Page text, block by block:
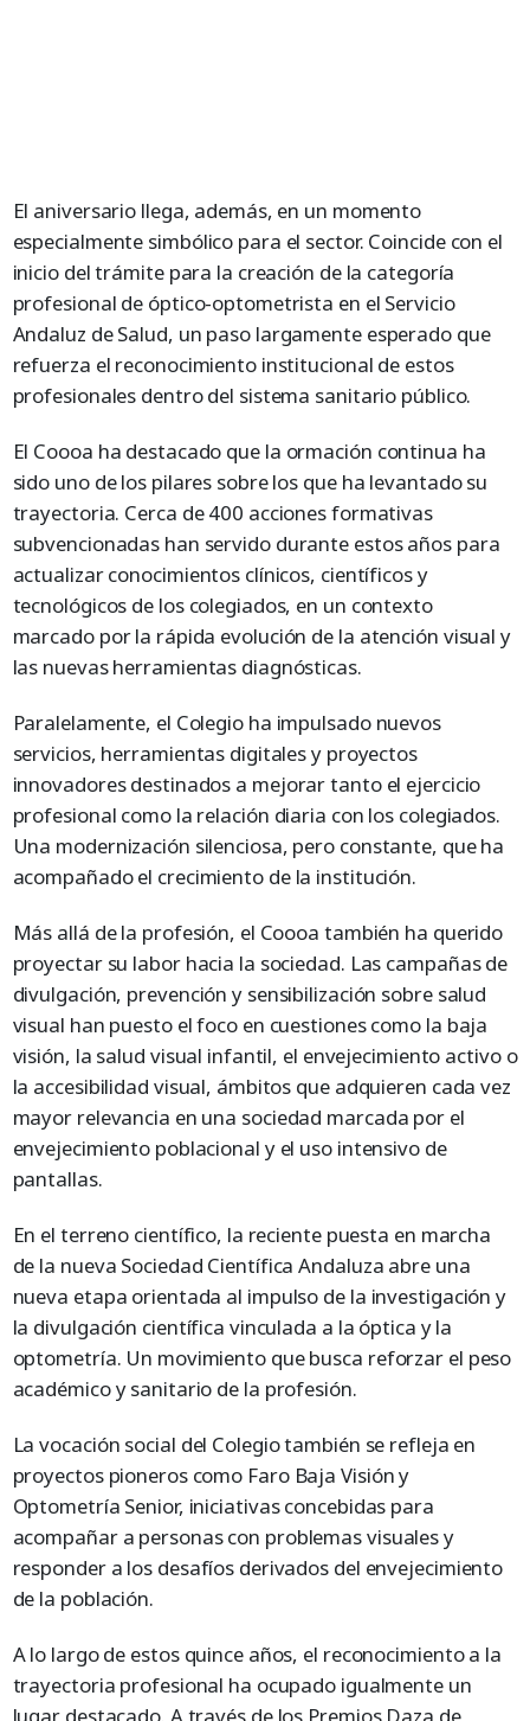
El aniversario llega, además, en un momento
especialmente simbólico para el sector. Coincide con el
inicio del trámite para la creación de la categoría
profesional de óptico-optometrista en el Servicio
Andaluz de Salud, un paso largamente esperado que
refuerza el reconocimiento institucional de estos
profesionales dentro del sistema sanitario público.
El Coooa ha destacado que la ormación continua ha
sido uno de los pilares sobre los que ha levantado su
trayectoria. Cerca de 400 acciones formativas
subvencionadas han servido durante estos años para
actualizar conocimientos clínicos, científicos y
tecnológicos de los colegiados, en un contexto
marcado por la rápida evolución de la atención visual y
las nuevas herramientas diagnósticas.
Paralelamente, el Colegio ha impulsado nuevos
servicios, herramientas digitales y proyectos
innovadores destinados a mejorar tanto el ejercicio
profesional como la relación diaria con los colegiados.
Una modernización silenciosa, pero constante, que ha
acompañado el crecimiento de la institución.
Más allá de la profesión, el Coooa también ha querido
proyectar su labor hacia la sociedad. Las campañas de
divulgación, prevención y sensibilización sobre salud
visual han puesto el foco en cuestiones como la baja
visión, la salud visual infantil, el envejecimiento activo o
la accesibilidad visual, ámbitos que adquieren cada vez
mayor relevancia en una sociedad marcada por el
envejecimiento poblacional y el uso intensivo de
pantallas.
En el terreno científico, la reciente puesta en marcha
de la nueva Sociedad Científica Andaluza abre una
nueva etapa orientada al impulso de la investigación y
la divulgación científica vinculada a la óptica y la
optometría. Un movimiento que busca reforzar el peso
académico y sanitario de la profesión.
La vocación social del Colegio también se refleja en
proyectos pioneros como Faro Baja Visión y
Optometría Senior, iniciativas concebidas para
acompañar a personas con problemas visuales y
responder a los desafíos derivados del envejecimiento
de la población.
A lo largo de estos quince años, el reconocimiento a la
trayectoria profesional ha ocupado igualmente un